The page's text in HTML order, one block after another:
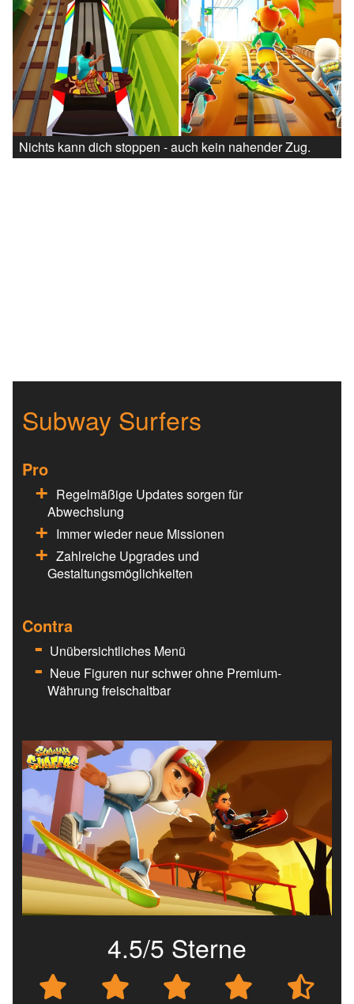
Nichts kann dich stoppen - auch kein nahender Zug.
Subway Surfers
Pro
Regelmäßige Updates sorgen für
Abwechslung
Immer wieder neue Missionen
Zahlreiche Upgrades und
Gestaltungsmöglichkeiten
Contra
Unübersichtliches Menü
Neue Figuren nur schwer ohne Premium-
Währung freischaltbar
4.5/5 Sterne